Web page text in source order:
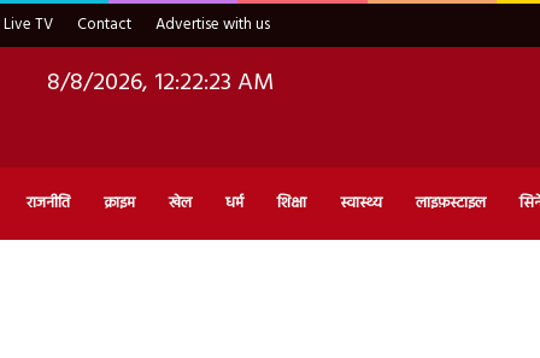
Live TV Contact Advertise with us
8/8/2026, 12:22:24 AM
राजनीति क्राइम खेल धर्म शिक्षा स्वास्थ्य लाइफ़स्टाइल